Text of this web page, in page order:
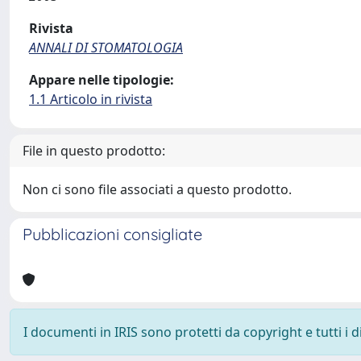
Rivista
ANNALI DI STOMATOLOGIA
Appare nelle tipologie:
1.1 Articolo in rivista
File in questo prodotto:
Non ci sono file associati a questo prodotto.
Pubblicazioni consigliate
I documenti in IRIS sono protetti da copyright e tutti i